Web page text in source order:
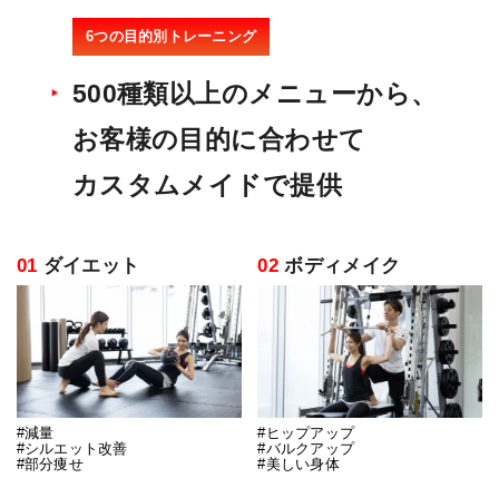
6つの目的別トレーニング
500種類以上のメニューから、
お客様の目的に合わせて
カスタムメイドで提供
01 ダイエット
#減量
#シルエット改善
#部分痩せ
02ボディメイク
#ヒップアップ
#バルクアップ
#美しい身体